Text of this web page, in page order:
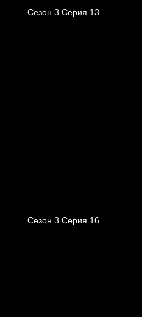
Сезон 3 Серия 13
Сезон 3 Серия 16